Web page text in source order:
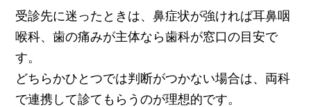
受診先に迷ったときは、鼻症状が強ければ耳鼻咽
喉科、歯の痛みが主体なら歯科が窓口の目安で
す。
どちらかひとつでは判断がつかない場合は、両科
で連携して診てもらうのが理想的です。